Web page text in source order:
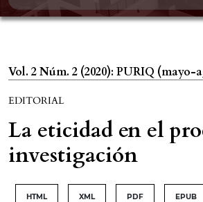
Vol. 2 Núm. 2 (2020): PURIQ (mayo-
EDITORIAL
La eticidad en el
investigación
HTML XML PDF EPUB